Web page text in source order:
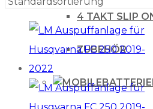
4 TAKT SLIP
ZUBEHÖR